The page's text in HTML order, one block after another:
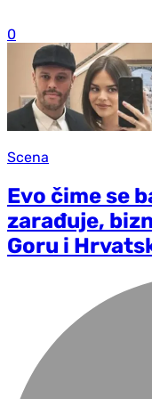
0
Scena
Evo čime se
zarađuje,
Goru i